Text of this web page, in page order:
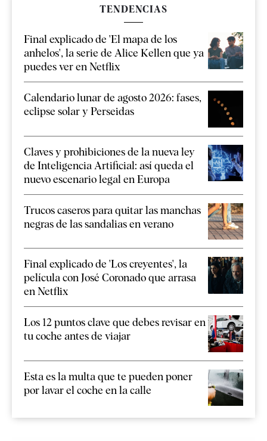
TENDENCIAS
Final explicado de 'El mapa de los
anhelos', la serie de Alice Kellen que ya
puedes ver en Netflix
Calendario lunar de agosto 2026: fases,
eclipse solar y Perseidas
Claves y prohibiciones de la nueva ley
de Inteligencia Artificial: así queda el
nuevo escenario legal en Europa
Trucos caseros para quitar las manchas
negras de las sandalias en verano
Final explicado de 'Los creyentes', la
película con José Coronado que arrasa
en Netflix
Los 12 puntos clave que debes revisar en
tu coche antes de viajar
Esta es la multa que te pueden poner
por lavar el coche en la calle